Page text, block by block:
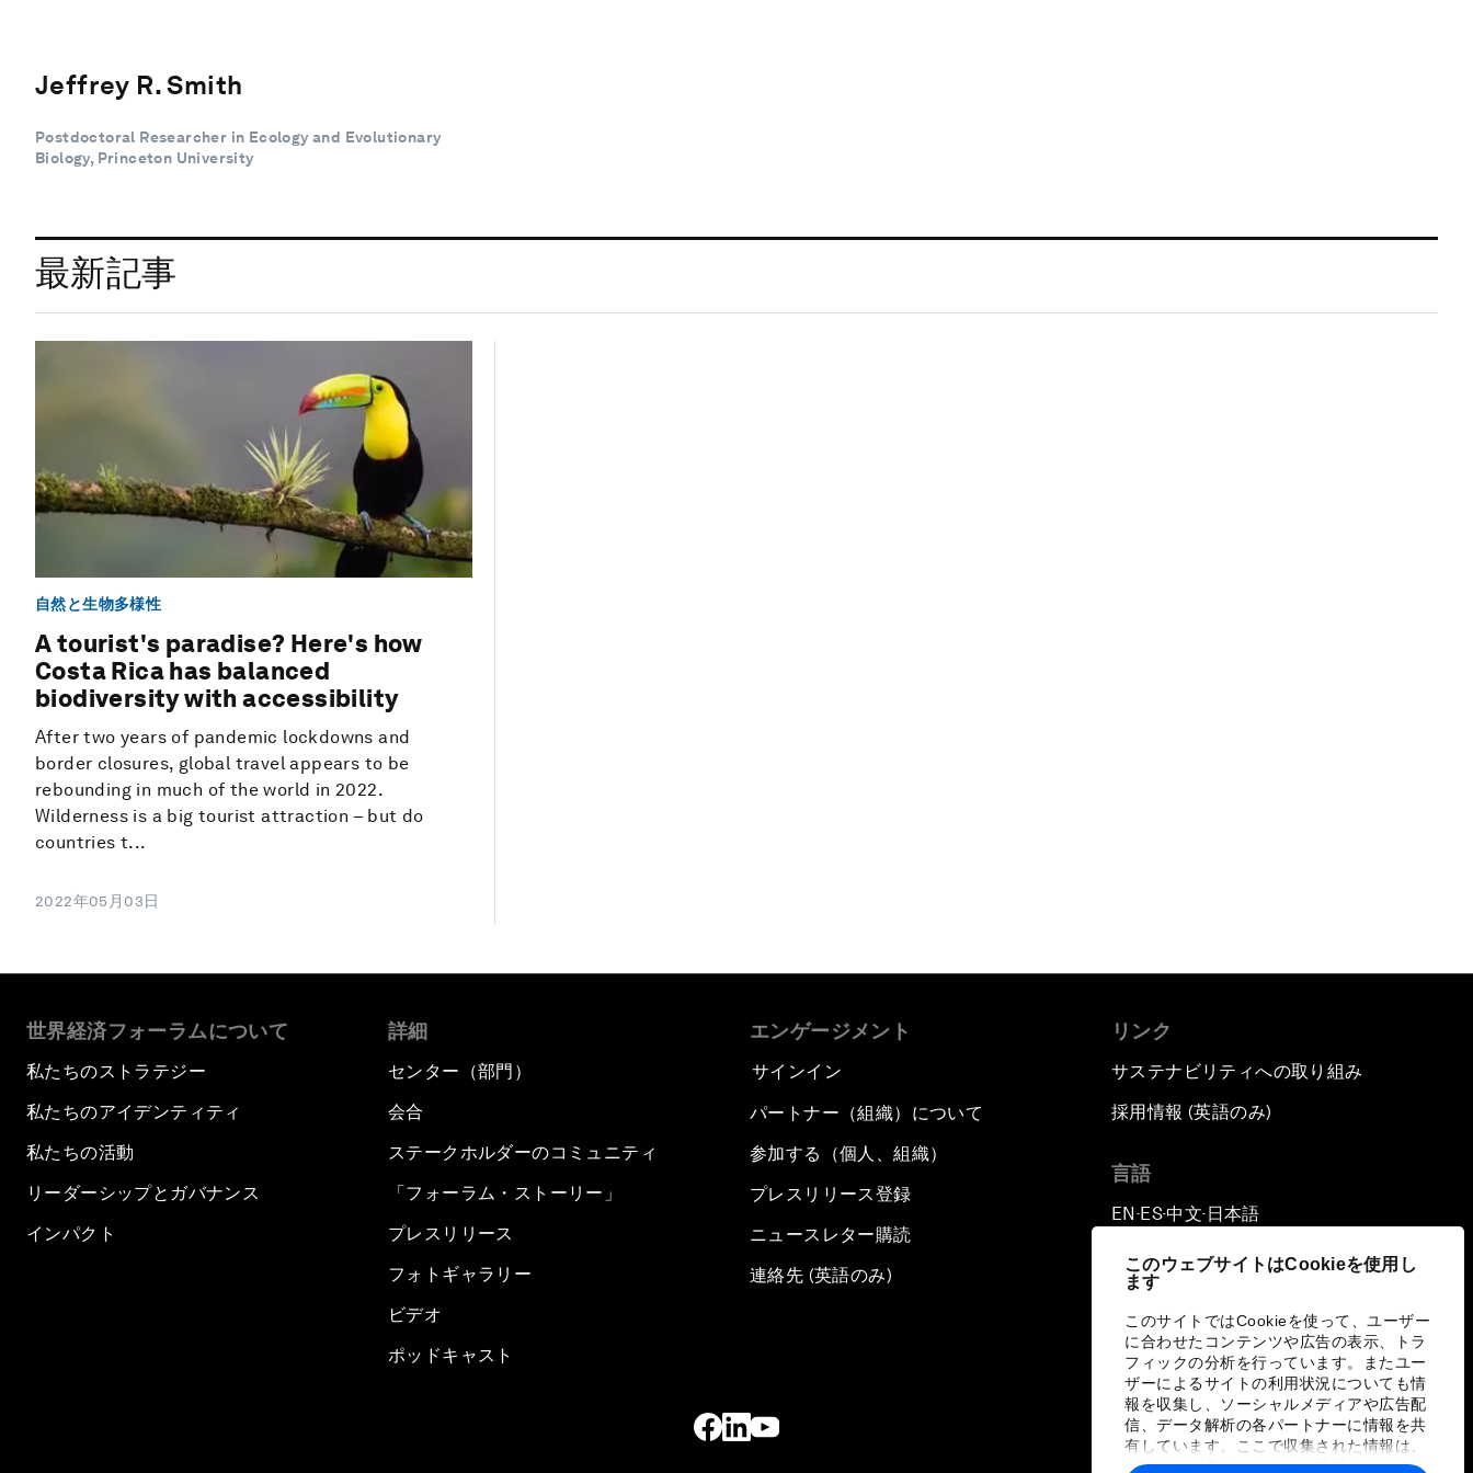
このウェブサイトはCookieを使用し
ます
このサイトではCookieを使って、ユーザー
に合わせたコンテンツや広告の表示、トラ
フィックの分析を行っています。またユー
ザーによるサイトの利用状況についても情
報を収集し、ソーシャルメディアや広告配
信、データ解析の各パートナーに情報を共
有しています。ここで収集された情報は、
ユーザーが各パートナーに提供した他の情
Jeffrey R. Smith
Postdoctoral Researcher in Ecology and Evolutionary
Biology, Princeton University
最新記事
自然と生物多様性
A tourist's paradise? Here's how
Costa Rica has balanced
biodiversity with accessibility
After two years of pandemic lockdowns and
border closures, global travel appears to be
rebounding in much of the world in 2022.
Wilderness is a big tourist attraction – but do
countries t...
2022年05月03日
世界経済フォーラムについて
私たちのストラテジー
私たちのアイデンティティ
私たちの活動
リーダーシップとガバナンス
インパクト
詳細
センター（部門）
会合
ステークホルダーのコミュニティ
「フォーラム・ストーリー」
プレスリリース
フォトギャラリー
ビデオ
ポッドキャスト
エンゲージメント
サインイン
パートナー（組織）について
参加する（個人、組織）
プレスリリース登録
ニュースレター購読
連絡先 (英語のみ)
リンク
サステナビリティへの取り組み
採用情報 (英語のみ)
言語
EN ▪ ES▪中文▪ 日本語